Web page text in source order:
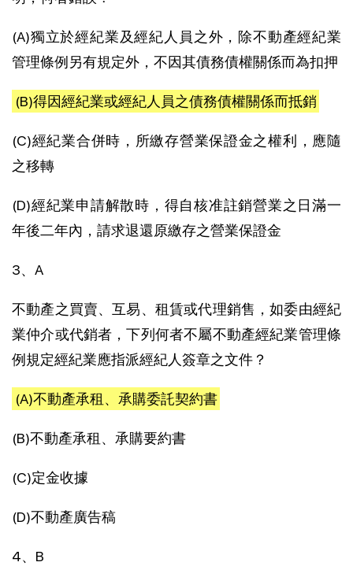
(A)獨立於經紀業及經紀人員之外，除不動產經紀業
管理條例另有規定外，不因其債務債權關係而為扣押
(B)得因經紀業或經紀人員之債務債權關係而抵銷
(C)經紀業合併時，所繳存營業保證金之權利，應隨
之移轉
(D)經紀業申請解散時，得自核准註銷營業之日滿一
年後二年內，請求退還原繳存之營業保證金
3、A
不動產之買賣、互易、租賃或代理銷售，如委由經紀
業仲介或代銷者，下列何者不屬不動產經紀業管理條
例規定經紀業應指派經紀人簽章之文件？
(A)不動產承租、承購委託契約書
(B)不動產承租、承購要約書
(C)定金收據
(D)不動產廣告稿
4、B